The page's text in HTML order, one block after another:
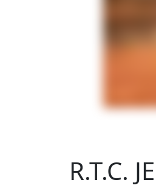
R.T.C.